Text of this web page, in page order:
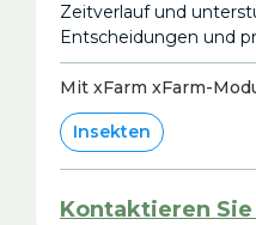
Zeitverlauf und
Entscheidungen und
Mit xFarm xFarm-
Insekten
Kontaktieren Sie